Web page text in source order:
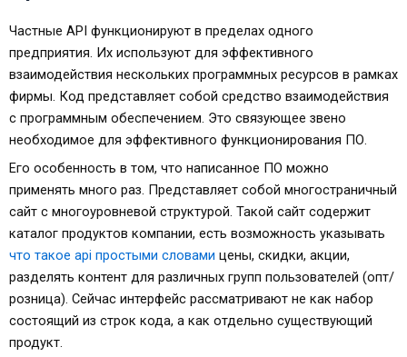
Частные API функционируют в пределах одного
предприятия. Их используют для эффективного
взаимодействия нескольких программных ресурсов в рамках
фирмы. Код представляет собой средство взаимодействия
с программным обеспечением. Это связующее звено
необходимое для эффективного функционирования ПО.
Его особенность в том, что написанное ПО можно
применять много раз. Представляет собой многостраничный
сайт с многоуровневой структурой. Такой сайт содержит
каталог продуктов компании, есть возможность указывать
что такое api простыми словами цены, скидки, акции,
разделять контент для различных групп пользователей (опт/
розница). Сейчас интерфейс рассматривают не как набор
состоящий из строк кода, а как отдельно существующий
продукт.